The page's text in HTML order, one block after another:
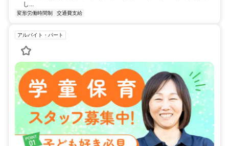
し...
変形労働時間制 交通費支給
アルバイト・パート